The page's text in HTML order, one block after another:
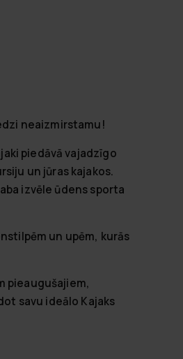
neaizmirstamu!
piedāvā vajadzīgo
un jūras kajakos.
izvēle ūdens sporta
un upēm, kurās
pieaugušajiem,
savu ideālo Kajaks